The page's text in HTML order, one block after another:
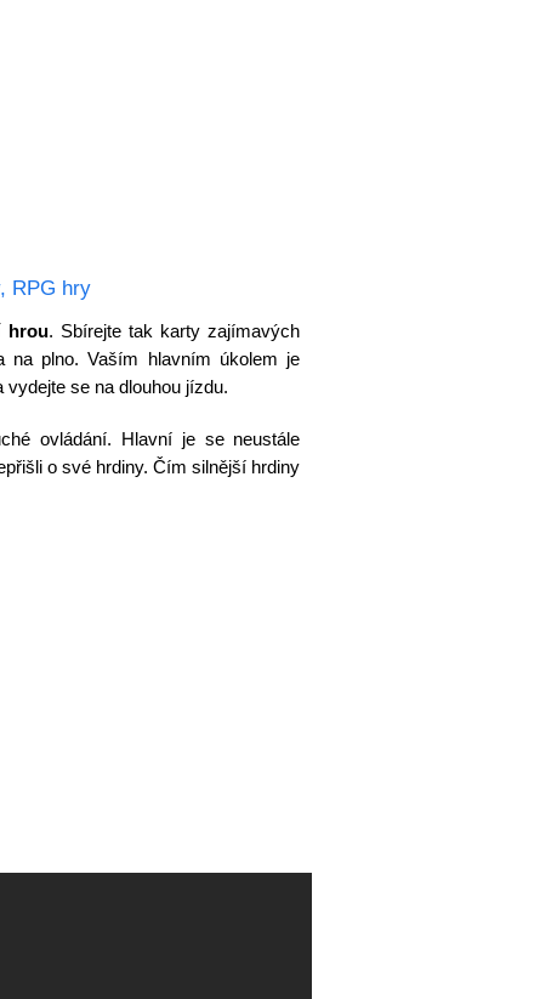
, RPG hry
hrou. Sbírejte tak karty zajímavých
na plno. Vaším hlavním úkolem je
se na dlouhou jízdu.
ovládání. Hlavní je se neustále
o své hrdiny. Čím silnější hrdiny